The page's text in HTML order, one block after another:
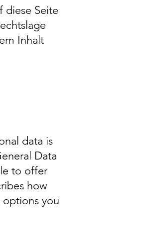
diese Seite
Inhalt
data is
Data
to offer
how
options you